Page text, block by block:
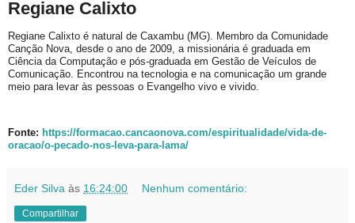
Regiane Calixto
Regiane Calixto é natural de Caxambu (MG). Membro da Comunidade
Canção Nova, desde o ano de 2009, a missionária é graduada em
Ciência da Computação e pós-graduada em Gestão de Veículos de
Comunicação. Encontrou na tecnologia e na comunicação um grande
meio para levar às pessoas o Evangelho vivo e vivido.
Fonte: https://formacao.cancaonova.com/espiritualidade/vida-de-
oracao/o-pecado-nos-leva-para-lama/
Eder Silva às 16:24:00 Nenhum comentário:
Compartilhar